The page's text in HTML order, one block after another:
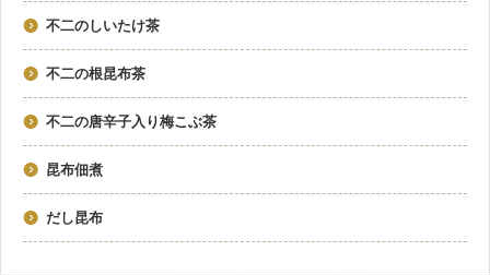
不二のしいたけ茶
不二の根昆布茶
不二の唐辛子入り梅こぶ茶
昆布佃煮
だし昆布